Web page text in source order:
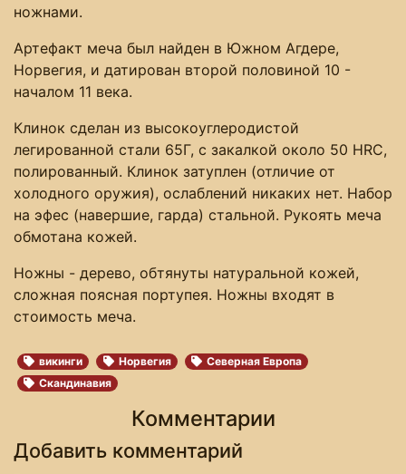
ножнами.
Артефакт меча был найден в Южном Агдере,
Норвегия, и датирован второй половиной 10 -
началом 11 века.
Клинок сделан из высокоуглеродистой
легированной стали 65Г, с закалкой около 50 HRC,
полированный. Клинок затуплен (отличие от
холодного оружия), ослаблений никаких нет. Набор
на эфес (навершие, гарда) стальной. Рукоять меча
обмотана кожей.
Ножны - дерево, обтянуты натуральной кожей,
сложная поясная портупея. Ножны входят в
стоимость меча.
викинги Норвегия
Северная Европа
Скандинавия
Комментарии
Добавить комментарий